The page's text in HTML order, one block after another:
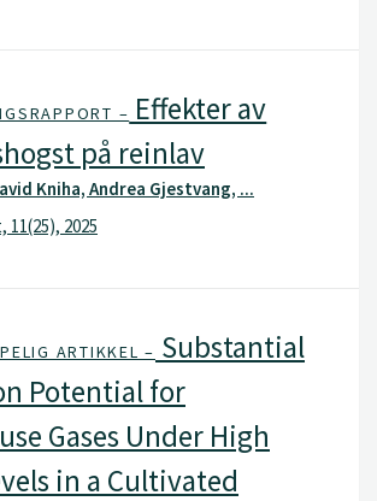
– Effekter av
på reinlav
Kniha, Andrea Gjestvang, ...
11(25), 2025
ARTIKKEL – Substantial
Potential for
Gases Under High
in a Cultivated